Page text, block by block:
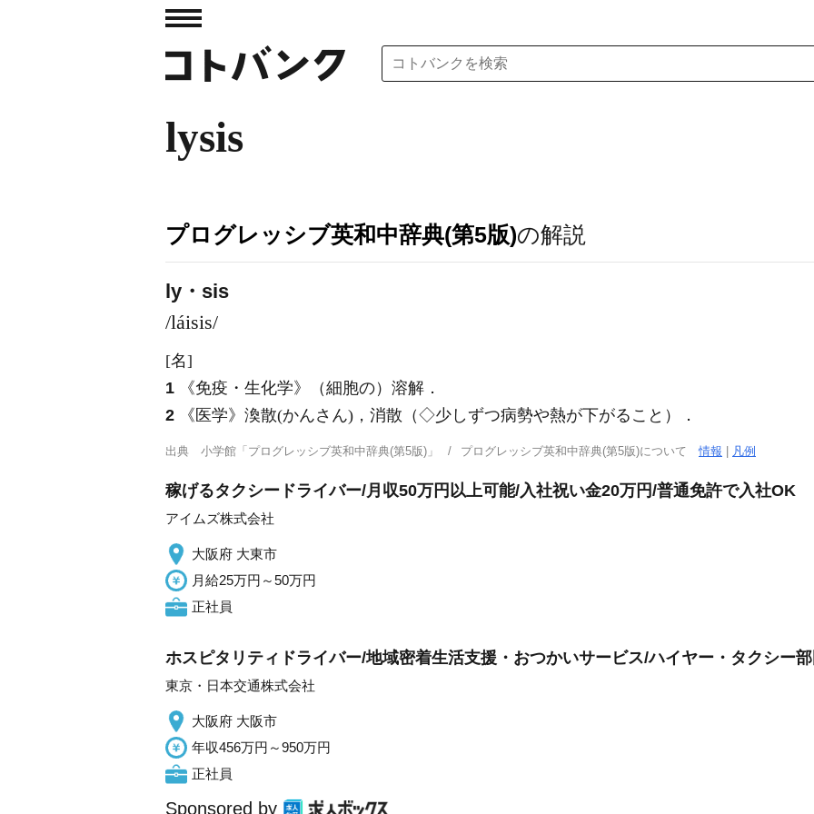
lysis
プログレッシブ英和中辞典(第5版)の解説
ly・sis
/láisis/
[名]
1
《免疫・生化学》 （細胞の）溶解 ．
2
《医学》 渙散(かんさん) ，消散（◇少しずつ病勢や熱が下がること） ．
出典 小学館「プログレッシブ英和中辞典(第5版)」 プログレッシブ英和中辞典(第5版)について情報 凡例
稼げるタクシードライバー/月収50万円以上可能/入社祝い金20万円/普通免許で入社OK
アイムズ株式会社
大阪府 大東市
月給25万円～50万円
正社員
ホスピタリティドライバー/地域密着生活支援・おつかいサービス/ハイヤー・タクシー
東京・日本交通株式会社
大阪府 大阪市
年収456万円～950万円
正社員
Sponsored by